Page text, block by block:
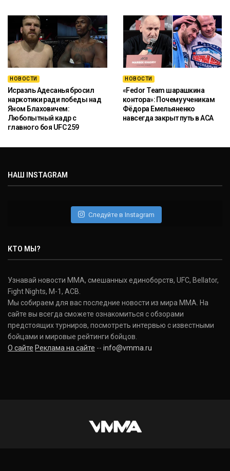
НОВОСТИ
Исраэль Адесанья бросил
наркотики ради победы над
Яном Блаховичем:
Любопытный кадр с
главного боя UFC 259
НОВОСТИ
«Fedor Team шарашкина
контора»: Почему ученикам
Фёдора Емельяненко
навсегда закрыт путь в ACA
НАШ INSTAGRAM
Следуйте в Instagram
КТО МЫ?
Узнавай новости ММА, смешанных единоборств, UFC, Bellator,
Fight Nights, M-1, ACB.
Мы собираем для вас последние новости из мира ММА. На
сайте вы всегда сможете ознакомиться с обзорами
предстоящих турниров, посмотреть интервью с известными
бойцами и мировые рейтинги бойцов.
О сайте Реклама на сайте -- info@vmma.ru